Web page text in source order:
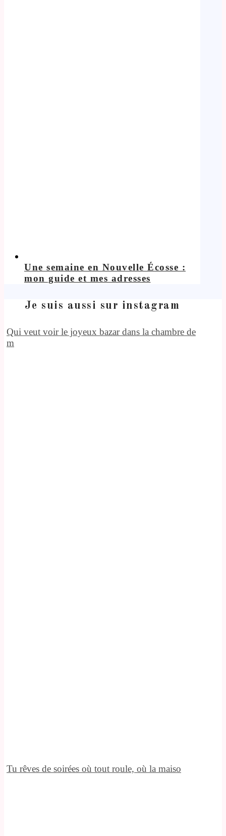
Une semaine en Nouvelle Écosse :
mon guide et mes adresses
Je suis aussi sur instagram
Qui veut voir le joyeux bazar dans la chambre de
m
Tu rêves de soirées où tout roule, où la maiso